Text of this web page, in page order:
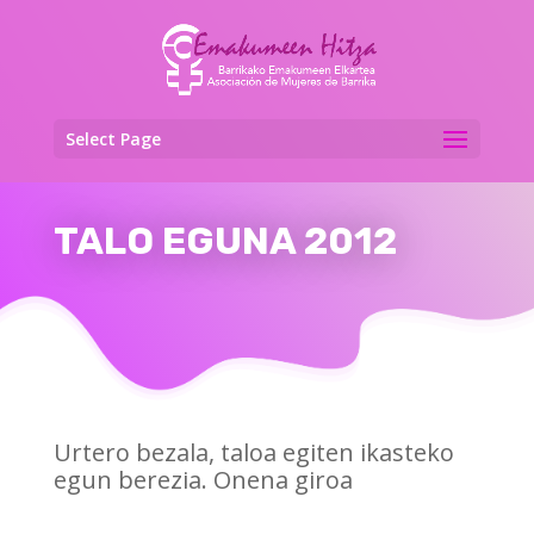
Select Page
TALO EGUNA 2012
Urtero bezala, taloa egiten ikasteko
egun berezia. Onena giroa